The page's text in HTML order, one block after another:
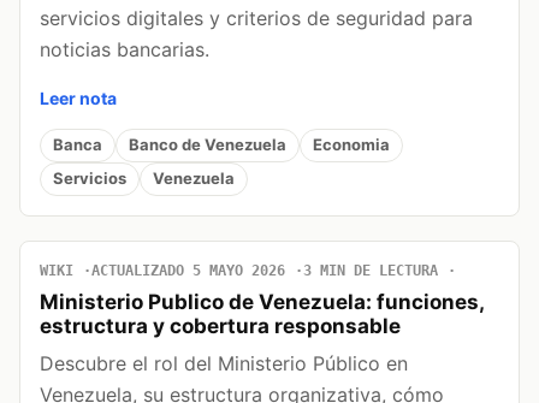
servicios digitales y criterios de seguridad para
noticias bancarias.
Leer nota
Banca Banco de Venezuela
Economia
Servicios
Venezuela
WIKI ACTUALIZADO 5 MAYO 2026 3 MIN DE LECTURA
Ministerio Publico de Venezuela: funciones,
estructura y cobertura responsable
Descubre el rol del Ministerio Público en
Venezuela, su estructura organizativa, cómo